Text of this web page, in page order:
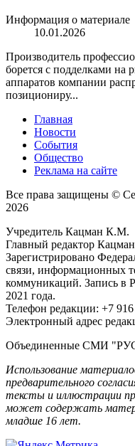
Информация о материале
10.01.2026
Производитель
борется с подделками на
аппаратов компании
позициониру...
Главная
Новости
События
Общество
Реклама на сайте
Все права защищены ©
2026
Учредитель Кацман К.М.
Главный редактор
Зарегистрировано
связи, информационных
коммуникаций. Запись в
2021 года.
Телефон редакции: +7
Электронный адрес
Объединенные СМИ
Использование
предварительного
тексты и иллюстрации
может содержать
младше 16 лет.